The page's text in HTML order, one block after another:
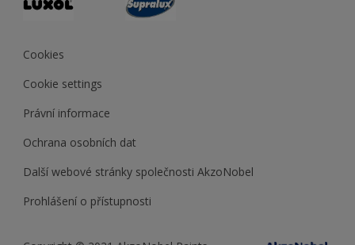
Cookies
Cookie settings
Právní informace
Ochrana osobních dat
Další webové stránky společnosti AkzoNobel
Prohlášení o přístupnosti